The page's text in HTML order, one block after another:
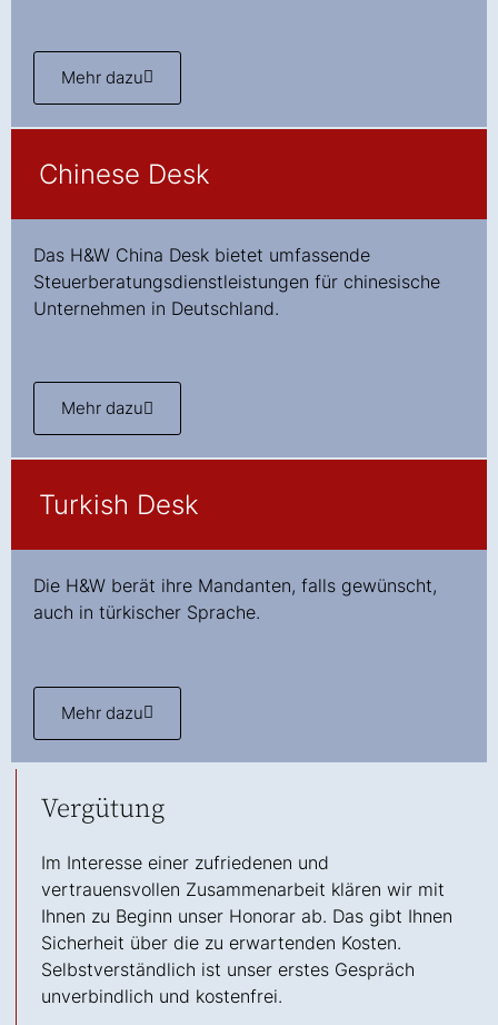
Mehr dazu
Chinese Desk
Das H&W China Desk bietet umfassende
Steuerberatungsdienstleistungen für chinesische
Unternehmen in Deutschland.
Mehr dazu
Turkish Desk
Die H&W berät ihre Mandanten, falls gewünscht,
auch in türkischer Sprache.
Mehr dazu
Vergütung
Im Interesse einer zufriedenen und
vertrauensvollen Zusammenarbeit klären wir mit
Ihnen zu Beginn unser Honorar ab. Das gibt Ihnen
Sicherheit über die zu erwartenden Kosten.
Selbstverständlich ist unser erstes Gespräch
unverbindlich und kostenfrei.